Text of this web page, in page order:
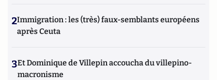
2Immigration : les (très) faux-semblants européens
après Ceuta
3Et Dominique de Villepin accoucha du villepino-
macronisme